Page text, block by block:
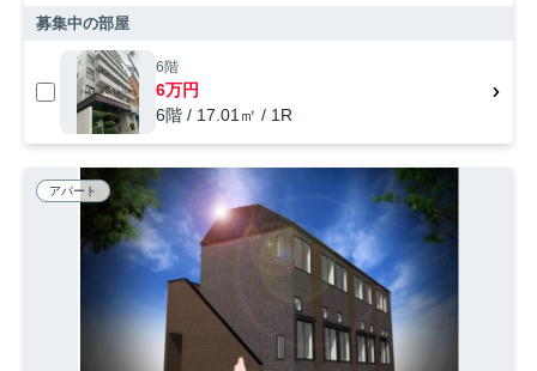
募集中の部屋
6階
6万円
6階 / 17.01㎡ / 1R
アパート